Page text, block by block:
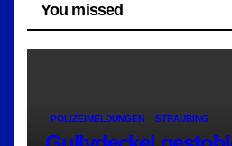
You missed
POLIZEIMELDUNGEN STRAUBING